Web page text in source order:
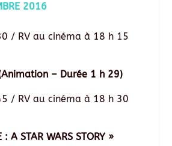
2016
/ RV au cinéma à 18 h 15
– Durée 1 h 29)
/ RV au cinéma à 18 h 30
: A STAR WARS STORY »